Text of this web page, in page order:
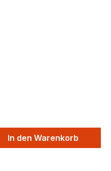
den
In den Warenkorb